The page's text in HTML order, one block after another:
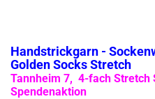
Handstrickgarn -
Golden Socks Stretch
Tannheim 7, 4-fach Stretch
Spendenaktion